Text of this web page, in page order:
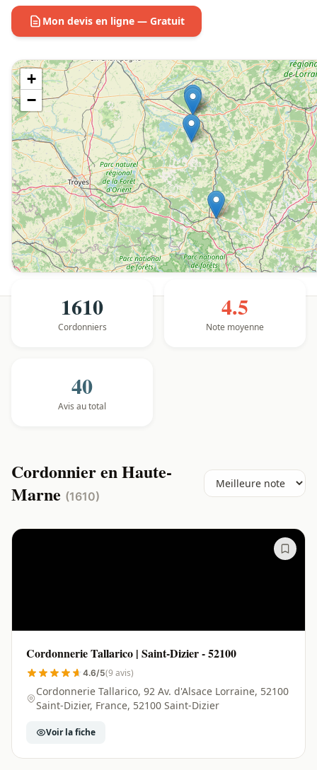
Mon devis en ligne — Gratuit
+
−
1610
Cordonniers
4.5
Note moyenne
40
Avis au total
Cordonnier en Haute-
Marne (1610)
Cordonnerie Tallarico | Saint-Dizier - 52100
4.6/5(9 avis)
Cordonnerie Tallarico, 92 Av. d'Alsace Lorraine, 52100
Saint-Dizier, France, 52100 Saint-Dizier
Voir la fiche